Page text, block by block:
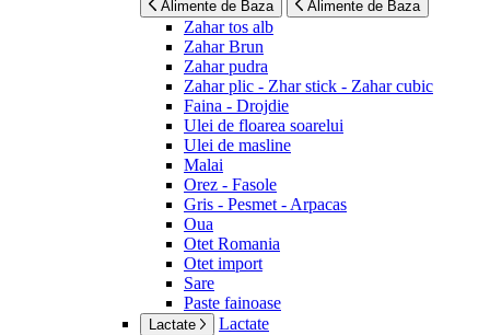
Alimente de Baza Alimente de Baza
Zahar tos alb
Zahar Brun
Zahar pudra
Zahar plic - Zhar stick - Zahar cubic
Faina - Drojdie
Ulei de floarea soarelui
Ulei de masline
Malai
Orez - Fasole
Gris - Pesmet - Arpacas
Oua
Otet Romania
Otet import
Sare
Paste fainoase
Lactate Lactate